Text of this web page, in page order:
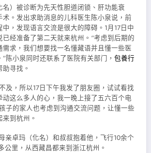
名）被诊断为先天性胆道闭锁、肝功能衰
术。发出求助消息的儿科医生陈小泉说，前
，发现语言交流是很大的障碍。1月17日中
经准备了第二天就来杭州。“考虑到后期的
需求，我们想要找一名懂藏语并且懂一些医
陈小泉同时还联系了医院有关部门， 包養行
寻找。
及，所以17日下午我发了朋友圈，试试看找
动这么多人的心，我一晚上接了五六百个电
子的家人也考虑到沟通交流问题，让懂一些
到杭州。
亲卓玛（化名）和叔叔抱着他，飞行10余个
公里，从西藏昌都来到浙江杭州。